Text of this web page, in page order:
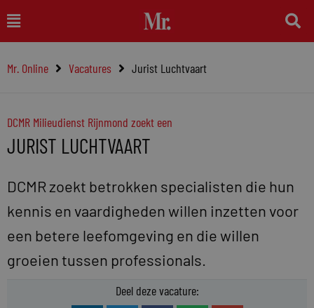
naar
inhoud
Main
Menu
Mr. Online Vacatures Jurist Luchtvaart
DCMR Milieudienst Rijnmond zoekt een
JURIST LUCHTVAART
DCMR zoekt betrokken specialisten die hun
kennis en vaardigheden willen inzetten voor
een betere leefomgeving en die willen
groeien tussen professionals.
Deel deze vacature: